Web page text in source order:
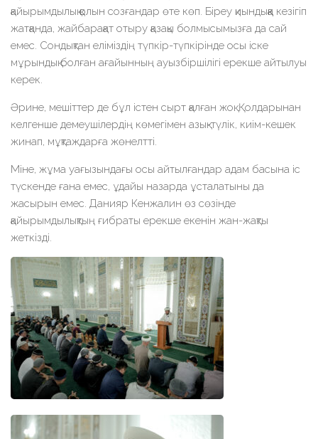
қайырымдылық қолын созғандар өте көп. Біреу қиындыққа кезігіп
жатқанда, жайбарақат отыру қазақы болмысымызға да сай
емес. Сондықтан еліміздің түпкір-түпкірінде осы іске
мұрындық болған ағайынның ауызбіршілігі ерекше айтылуы
керек.
Әрине, мешіттер де бұл істен сырт қалған жоқ. Қолдарынан
келгенше демеушілердің көмегімен азық-түлік, киім-кешек
жинап, мұқтаждарға жөнелтті.
Міне, жұма уағызындағы осы айтылғандар адам басына іс
түскенде ғана емес, ұдайы назарда ұсталатыны да
жасырын емес. Данияр Кенжалин өз сөзінде
қайырымдылықтың ғибраты ерекше екенін жан-жақты
жеткізді.